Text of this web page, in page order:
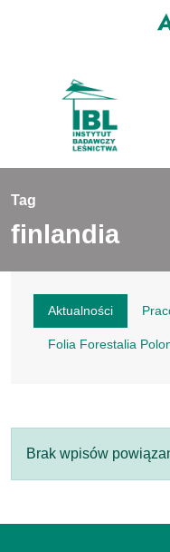
Tag
finlandia
Aktualności
Folia Forestalia
Brak wpisów